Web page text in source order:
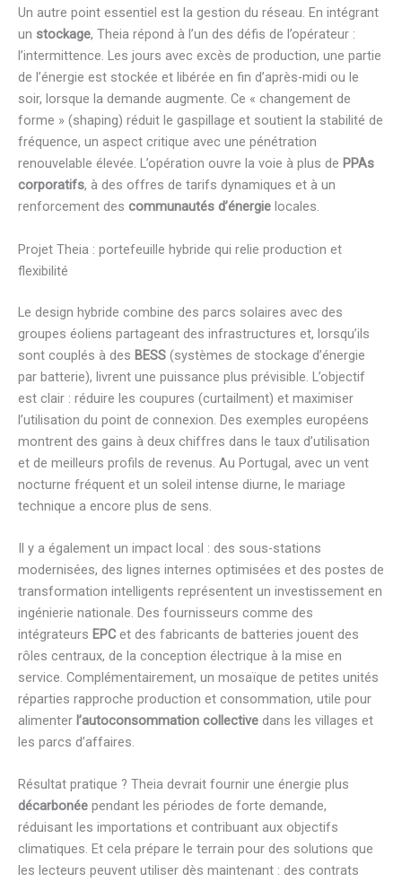
Un autre point essentiel est la gestion du réseau. En intégrant
un stockage, Theia répond à l’un des défis de l’opérateur :
l’intermittence. Les jours avec excès de production, une partie
de l’énergie est stockée et libérée en fin d’après-midi ou le
soir, lorsque la demande augmente. Ce « changement de
forme » (shaping) réduit le gaspillage et soutient la stabilité de
fréquence, un aspect critique avec une pénétration
renouvelable élevée. L’opération ouvre la voie à plus de PPAs
corporatifs, à des offres de tarifs dynamiques et à un
renforcement des communautés d’énergie locales.
Projet Theia : portefeuille hybride qui relie production et
flexibilité
Le design hybride combine des parcs solaires avec des
groupes éoliens partageant des infrastructures et, lorsqu’ils
sont couplés à des BESS (systèmes de stockage d’énergie
par batterie), livrent une puissance plus prévisible. L’objectif
est clair : réduire les coupures (curtailment) et maximiser
l’utilisation du point de connexion. Des exemples européens
montrent des gains à deux chiffres dans le taux d’utilisation
et de meilleurs profils de revenus. Au Portugal, avec un vent
nocturne fréquent et un soleil intense diurne, le mariage
technique a encore plus de sens.
Il y a également un impact local : des sous-stations
modernisées, des lignes internes optimisées et des postes de
transformation intelligents représentent un investissement en
ingénierie nationale. Des fournisseurs comme des
intégrateurs EPC et des fabricants de batteries jouent des
rôles centraux, de la conception électrique à la mise en
service. Complémentairement, un mosaïque de petites unités
réparties rapproche production et consommation, utile pour
alimenter l’autoconsommation collective dans les villages et
les parcs d’affaires.
Résultat pratique ? Theia devrait fournir une énergie plus
décarbonée pendant les périodes de forte demande,
réduisant les importations et contribuant aux objectifs
climatiques. Et cela prépare le terrain pour des solutions que
les lecteurs peuvent utiliser dès maintenant : des contrats